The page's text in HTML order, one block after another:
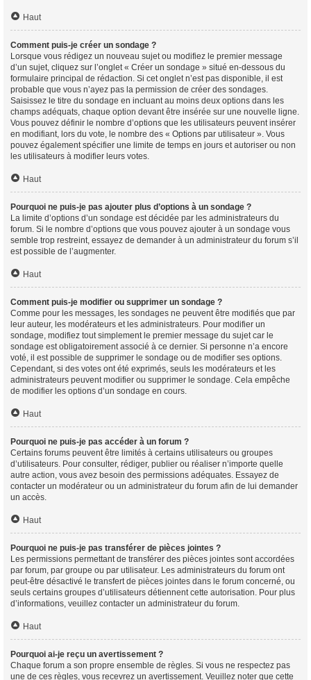
Haut
Comment puis-je créer un sondage ?
Lorsque vous rédigez un nouveau sujet ou modifiez le premier message
d’un sujet, cliquez sur l’onglet « Créer un sondage » situé en-dessous du
formulaire principal de rédaction. Si cet onglet n’est pas disponible, il est
probable que vous n’ayez pas la permission de créer des sondages.
Saisissez le titre du sondage en incluant au moins deux options dans les
champs adéquats, chaque option devant être insérée sur une nouvelle ligne.
Vous pouvez définir le nombre d’options que les utilisateurs peuvent insérer
en modifiant, lors du vote, le nombre des « Options par utilisateur ». Vous
pouvez également spécifier une limite de temps en jours et autoriser ou non
les utilisateurs à modifier leurs votes.
Haut
Pourquoi ne puis-je pas ajouter plus d’options à un sondage ?
La limite d’options d’un sondage est décidée par les administrateurs du
forum. Si le nombre d’options que vous pouvez ajouter à un sondage vous
semble trop restreint, essayez de demander à un administrateur du forum s’il
est possible de l’augmenter.
Haut
Comment puis-je modifier ou supprimer un sondage ?
Comme pour les messages, les sondages ne peuvent être modifiés que par
leur auteur, les modérateurs et les administrateurs. Pour modifier un
sondage, modifiez tout simplement le premier message du sujet car le
sondage est obligatoirement associé à ce dernier. Si personne n’a encore
voté, il est possible de supprimer le sondage ou de modifier ses options.
Cependant, si des votes ont été exprimés, seuls les modérateurs et les
administrateurs peuvent modifier ou supprimer le sondage. Cela empêche
de modifier les options d’un sondage en cours.
Haut
Pourquoi ne puis-je pas accéder à un forum ?
Certains forums peuvent être limités à certains utilisateurs ou groupes
d’utilisateurs. Pour consulter, rédiger, publier ou réaliser n’importe quelle
autre action, vous avez besoin des permissions adéquates. Essayez de
contacter un modérateur ou un administrateur du forum afin de lui demander
un accès.
Haut
Pourquoi ne puis-je pas transférer de pièces jointes ?
Les permissions permettant de transférer des pièces jointes sont accordées
par forum, par groupe ou par utilisateur. Les administrateurs du forum ont
peut-être désactivé le transfert de pièces jointes dans le forum concerné, ou
seuls certains groupes d’utilisateurs détiennent cette autorisation. Pour plus
d’informations, veuillez contacter un administrateur du forum.
Haut
Pourquoi ai-je reçu un avertissement ?
Chaque forum a son propre ensemble de règles. Si vous ne respectez pas
une de ces règles, vous recevrez un avertissement. Veuillez noter que cette